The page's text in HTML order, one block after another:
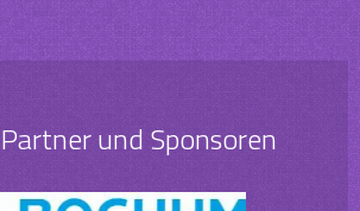
und Sponsoren